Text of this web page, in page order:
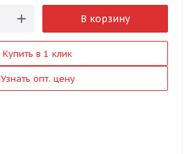
В корзину
Купить в 1 клик
Узнать опт. цену